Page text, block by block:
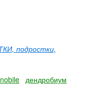
подростки,
дендробиум